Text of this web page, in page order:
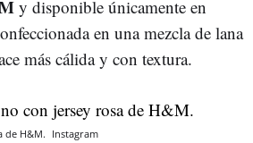
y disponible únicamente en
en una mezcla de lana
más cálida y con textura.
de H&M. Instagram